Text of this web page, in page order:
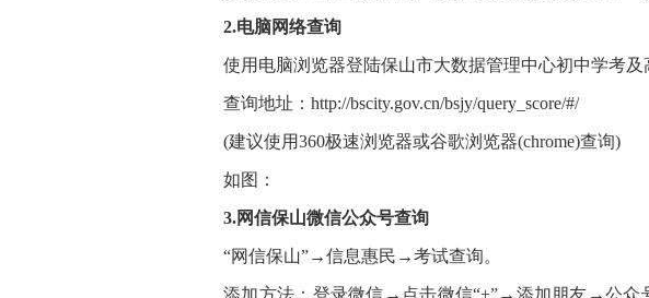
2.电脑网络查询
使用电脑浏览器登陆保山市大数据管理中心初中学考及
查询地址：http://bscity.gov.cn/bsjy/query_score/#/
(建议使用360极速浏览器或谷歌浏览器(chrome)查询)
如图：
3.网信保山微信公众号查询
“网信保山”→信息惠民→考试查询。